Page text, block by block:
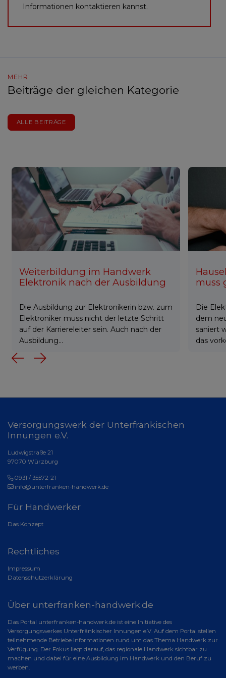
Informationen kontaktieren kannst.
MEHR
Beiträge der gleichen Kategorie
ALLE BEITRÄGE
Weiterbildung im Handwerk
Elektronik nach der Ausbildung
Die Ausbildung zur Elektronikerin bzw. zum
Elektroniker muss nicht der letzte Schritt
auf der Karriereleiter sein. Auch nach der
Ausbildung...
muss
Die
dem
saniert
das
Previous
Next
Versorgungswerk der Unterfränkischen
Innungen e.V.
Ludwigstraße 21
97070 Würzburg
0931 / 35572-21
info@unterfranken-handwerk.de
Für Handwerker
Das Konzept
Rechtliches
Impressum
Datenschutzerklärung
Über unterfranken-handwerk.de
Das Portal unterfranken-handwerk.de ist eine Initiative des
Versorgungswerkes Unterfränkischer Innungen e.V. Auf dem Portal stellen
teilnehmende Betriebe Informationen rund um das Thema Handwerk zur
Verfügung. Der Fokus liegt darauf, das regionale Handwerk sichtbar zu
machen und dabei für eine Ausbildung im Handwerk und den Beruf zu
werben.